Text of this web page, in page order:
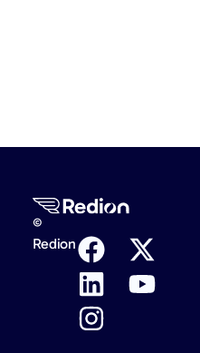
©
Redion